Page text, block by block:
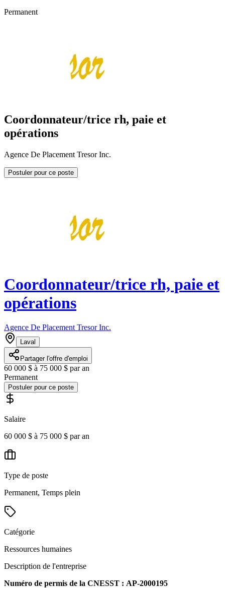
Permanent
Coordonnateur/trice rh, paie et
opérations
Agence De Placement Tresor Inc.
Postuler pour ce poste
Coordonnateur/trice rh, paie et
opérations
Agence De Placement Tresor Inc.
Laval
Partager l'offre d'emploi
60 000 $ à 75 000 $ par an
Permanent
Postuler pour ce poste
Salaire
60 000 $ à 75 000 $ par an
Type de poste
Permanent, Temps plein
Catégorie
Ressources humaines
Description de l'entreprise
Numéro de permis de la CNESST : AP-2000195